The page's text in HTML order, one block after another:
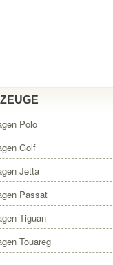
Polo
Golf
Jetta
Passat
Tiguan
Touareg